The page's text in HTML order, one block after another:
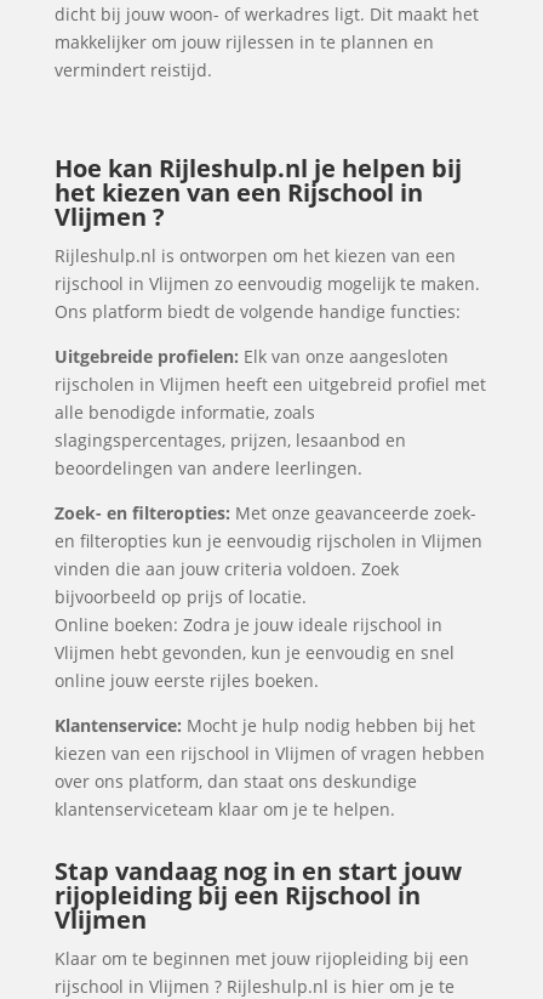
dicht bij jouw woon- of werkadres ligt. Dit maakt het
makkelijker om jouw rijlessen in te plannen en
vermindert reistijd.
Hoe kan Rijleshulp.nl je helpen bij
het kiezen van een Rijschool in
Vlijmen ?
Rijleshulp.nl is ontworpen om het kiezen van een
rijschool in Vlijmen zo eenvoudig mogelijk te maken.
Ons platform biedt de volgende handige functies:
Uitgebreide profielen: Elk van onze aangesloten
rijscholen in Vlijmen heeft een uitgebreid profiel met
alle benodigde informatie, zoals
slagingspercentages, prijzen, lesaanbod en
beoordelingen van andere leerlingen.
Zoek- en filteropties: Met onze geavanceerde zoek-
en filteropties kun je eenvoudig rijscholen in Vlijmen
vinden die aan jouw criteria voldoen. Zoek
bijvoorbeeld op prijs of locatie.
Online boeken: Zodra je jouw ideale rijschool in
Vlijmen hebt gevonden, kun je eenvoudig en snel
online jouw eerste rijles boeken.
Klantenservice: Mocht je hulp nodig hebben bij het
kiezen van een rijschool in Vlijmen of vragen hebben
over ons platform, dan staat ons deskundige
klantenserviceteam klaar om je te helpen.
Stap vandaag nog in en start jouw
rijopleiding bij een Rijschool in
Vlijmen
Klaar om te beginnen met jouw rijopleiding bij een
rijschool in Vlijmen ? Rijleshulp.nl is hier om je te